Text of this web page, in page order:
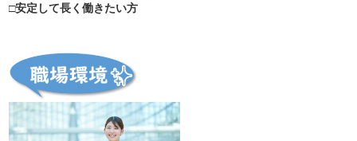
□安定して長く働きたい方